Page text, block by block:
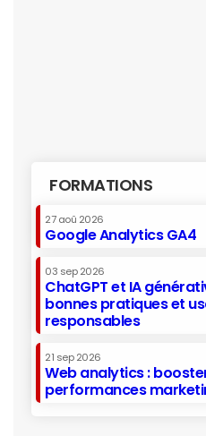
FORMATIONS
27 aoû 2026
Google Analytics GA4
03 sep 2026
ChatGPT et IA
bonnes pratiques et
responsables
21 sep 2026
Web analytics :
performances